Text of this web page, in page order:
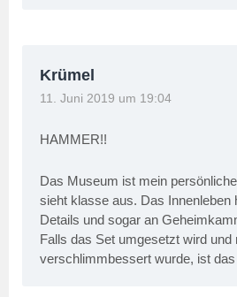
Krümel
11. Juni 2019 um 19:04
HAMMER!!
Das Museum ist mein
sieht klasse aus. Das Innenleben
Details und sogar an
Falls das Set umgesetzt wird und
verschlimmbessert wurde, ist